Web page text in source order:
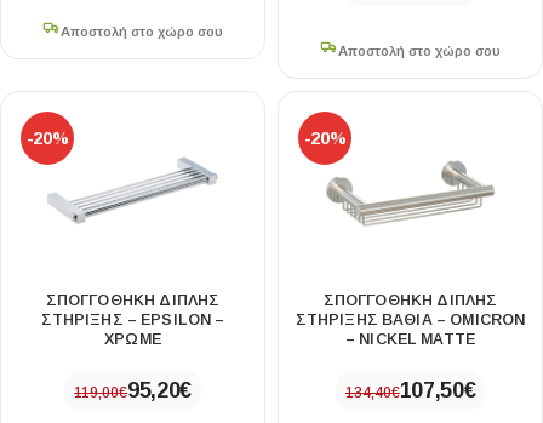
Αποστολή στο χώρο σου
Αποστολή στο χώρο σου
-20%
ΣΠΟΓΓΟΘΗΚΗ ΔΙΠΛΗΣ
ΣΤΗΡΙΞΗΣ – EPSILON –
ΧΡΩΜΕ
119,00€95,20€
-20%
ΣΠΟΓΓΟΘΗΚΗ ΔΙΠΛΗΣ
ΣΤΗΡΙΞΗΣ ΒΑΘΙΑ – OMICRON
– NICKEL MATTE
134,40€107,50€